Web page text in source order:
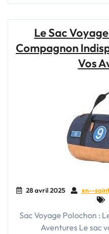
Le Sac
Compagnon
Vos
28 avril 2025 xn--
Sac Voyage Polochon :
Aventures Le sac